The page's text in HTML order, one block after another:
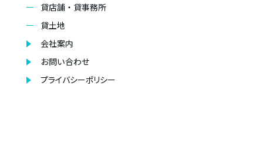
貸店舗・貸事務所
貸土地
会社案内
お問い合わせ
プライバシーポリシー